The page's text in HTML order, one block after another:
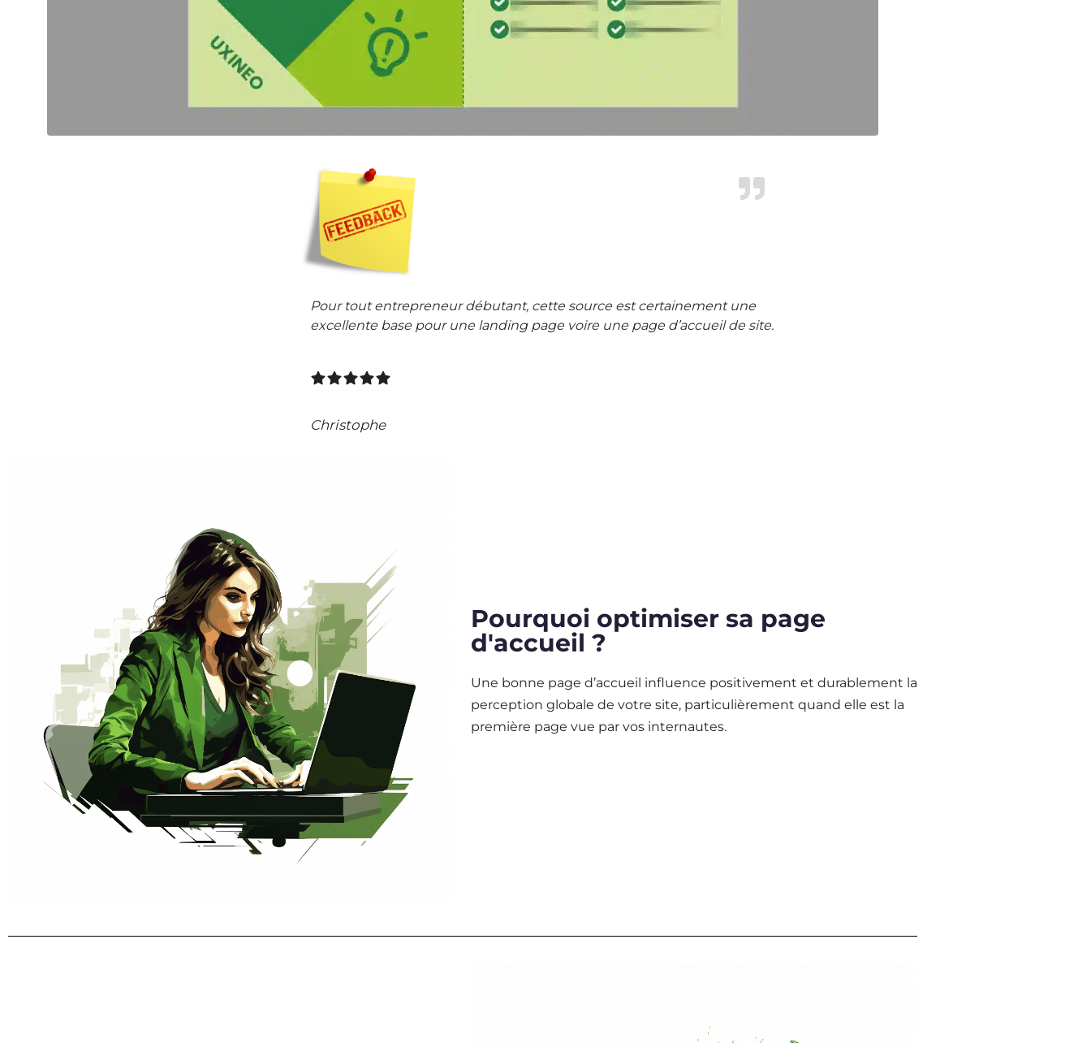
Pour tout entrepreneur débutant, cette source est certainement une
excellente base pour une landing page voire une page d’accueil de site.
Christophe
Pourquoi optimiser sa page
d'accueil ?
Une bonne page d’accueil influence positivement et durablement la
perception globale de votre site, particulièrement quand elle est la
première page vue par vos internautes.